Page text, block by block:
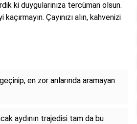
ki duygularınıza tercüman olsun.
Çayınızı alın, kahvenizi
en zor anlarında aramayan
aydının trajedisi tam da bu